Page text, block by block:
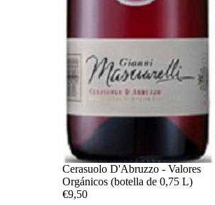
Cerasuolo D'Abruzzo - Valores
Orgánicos (botella de 0,75 L)
€9,50